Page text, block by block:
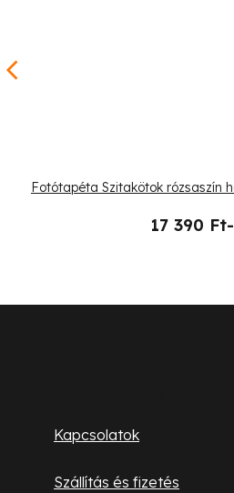
Fotótapéta Szitakötok rózsaszín
17 390
Kapcsolatok
Szállítás és fizetés